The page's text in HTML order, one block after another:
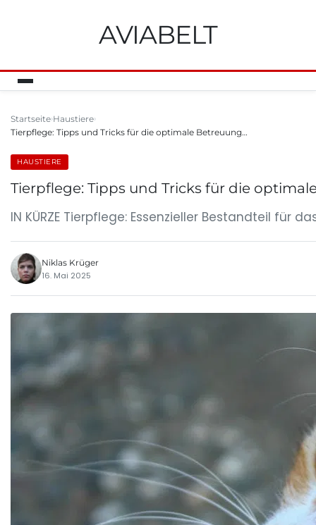
AVIABELT
Startseite Haustiere
Tierpflege: Tipps und Tricks für die optimale Betreuung…
HAUSTIERE
Tierpflege: Tipps und Tricks für die
IN KÜRZE Tierpflege: Essenzieller Bestandteil für
Niklas Krüger
16. Mai 2025